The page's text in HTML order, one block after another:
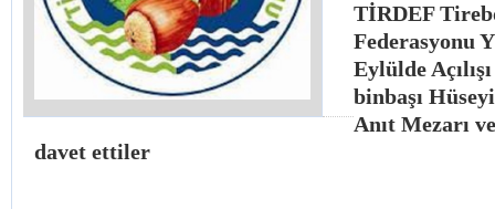
TİRDEF
Federasyonu
Eylülde
binbaşı
Anıt Mezarı
davet ettiler